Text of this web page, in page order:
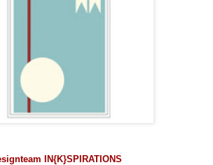
IN{K}SPIRATIONS